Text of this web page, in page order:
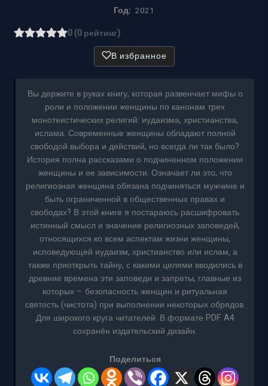
Год: 2021
0 (0 рейтинг)
В избранное
Вы держите в руках книгу, которая развенчает мифы о
роли и положении женщины по канонам трех
монотеистических религий: иудаизма, христианства,
ислама. Современные женщины обладают полной
свободой выбора и действий, но всегда ли так было?
История полна рассказами о подчиненном положении
женщины и ее зависимости. Означает ли это, что
религиозная женщина обязана подчиняться мужчине и
быть ограниченной в общественных правах и
свободах? В этой книге я постараюсь расшифровать
истинный смысл и значение религиозных заповедей,
относящихся ко всем аспектам жизни женщины,
исповедующей иудаизм, христианство или ислам, а
также приоткрыть тайну, с какими целями вводились в
древние времена эти заповеди и запреты, главные из
которых – безопасность женщин и ритуальная
святость (чистота) при выполнении некоторых обрядов.
Для широкого круга читателей. В формате PDF A4
сохранён издательский дизайн.
Поделиться